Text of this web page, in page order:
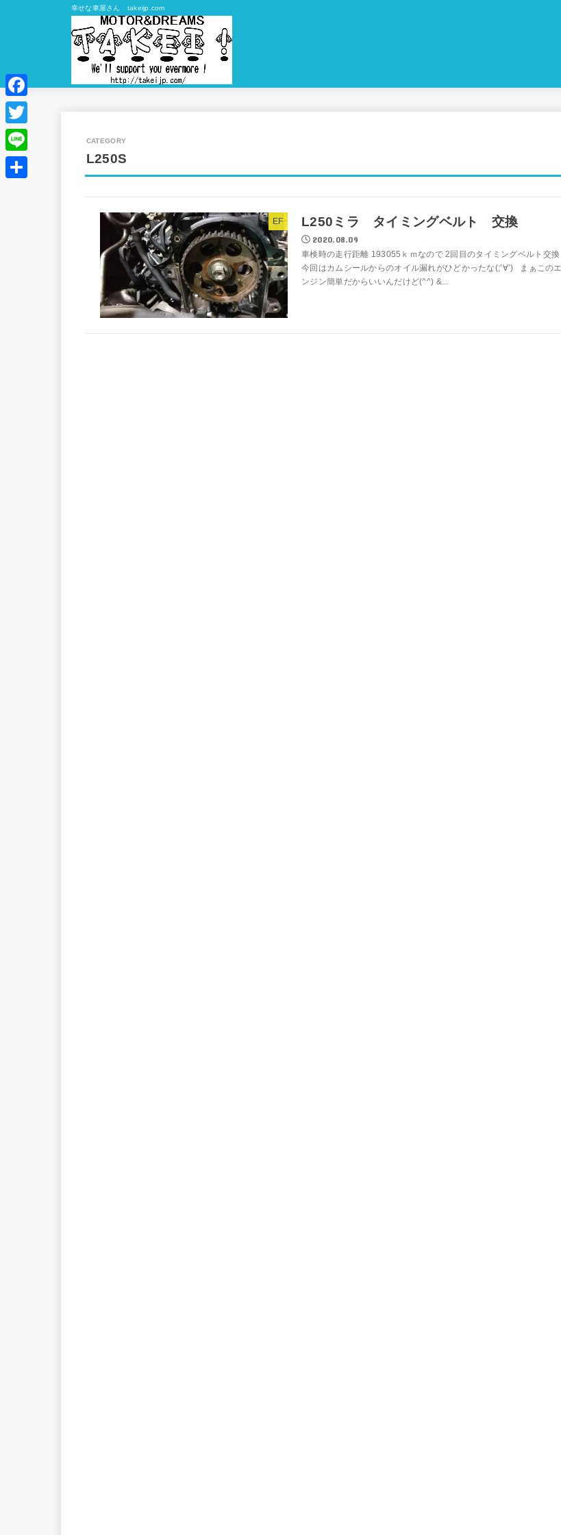
幸せな車屋さん takeijp.com
L250S
EF L250ミラ タイミングベルト 交換
2020.08.09
車検時の走行距離 193055ｋｍなので 2回目のタイミングベルト交換
今回はカムシールからのオイル漏れがひどかったな(;’∀’) まぁこのエ
ンジン簡単だからいいんだけど(^^) &...
Facebook
Twitter
Line